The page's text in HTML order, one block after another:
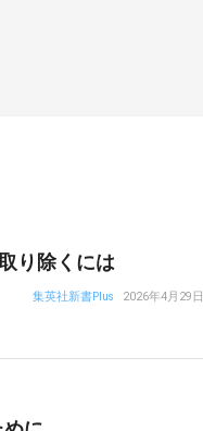
り除くには
集英社新書Plus 2026年4月29日